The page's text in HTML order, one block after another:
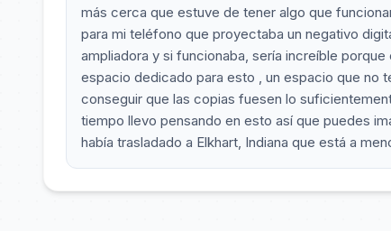
más cerca que estuve de tener algo que
para mi teléfono que proyectaba un negativo
ampliadora y si funcionaba, sería increíble
espacio dedicado para esto , un espacio que no
conseguir que las copias fuesen lo
tiempo llevo pensando en esto así que puedes
había trasladado a Elkhart, Indiana que está a